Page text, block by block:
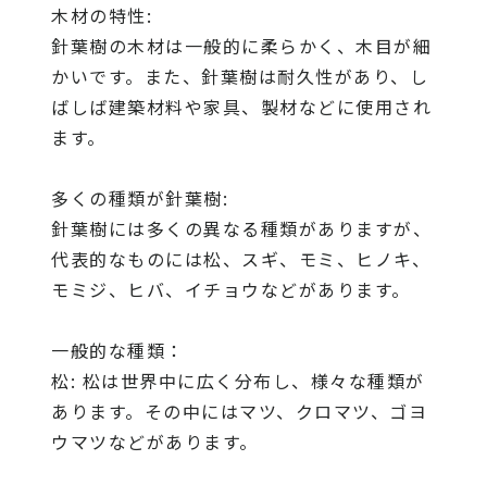
木材の特性:
針葉樹の木材は一般的に柔らかく、木目が細
かいです。また、針葉樹は耐久性があり、し
ばしば建築材料や家具、製材などに使用され
ます。
多くの種類が針葉樹:
針葉樹には多くの異なる種類がありますが、
代表的なものには松、スギ、モミ、ヒノキ、
モミジ、ヒバ、イチョウなどがあります。
一般的な種類：
松: 松は世界中に広く分布し、様々な種類が
あります。その中にはマツ、クロマツ、ゴヨ
ウマツなどがあります。